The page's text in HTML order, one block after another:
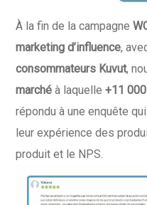
À la fin de la campagne
marketing d’influence,
consommateurs Kuvut,
marché à laquelle+11
répondu à une enquête
leur expérience des
produit et le NPS.